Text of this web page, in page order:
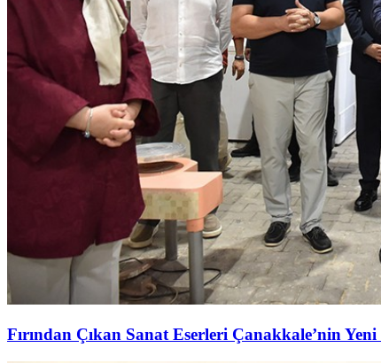
Fırından Çıkan Sanat Eserleri Çanakkale’nin